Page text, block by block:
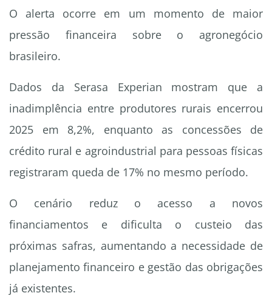
O alerta ocorre em um momento de maior
pressão financeira sobre o agronegócio
brasileiro.
Dados da Serasa Experian mostram que a
inadimplência entre produtores rurais encerrou
2025 em 8,2%, enquanto as concessões de
crédito rural e agroindustrial para pessoas físicas
registraram queda de 17% no mesmo período.
O cenário reduz o acesso a novos
financiamentos e dificulta o custeio das
próximas safras, aumentando a necessidade de
planejamento financeiro e gestão das obrigações
já existentes.